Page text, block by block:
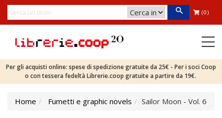
(0)
Per gli acquisti online: spese di spedizione gratuite da 25€ - Per i soci Coop
o con tessera fedeltà Librerie.coop gratuite a partire da 19€.
Home Fumetti e graphic novels Sailor Moon - Vol. 6